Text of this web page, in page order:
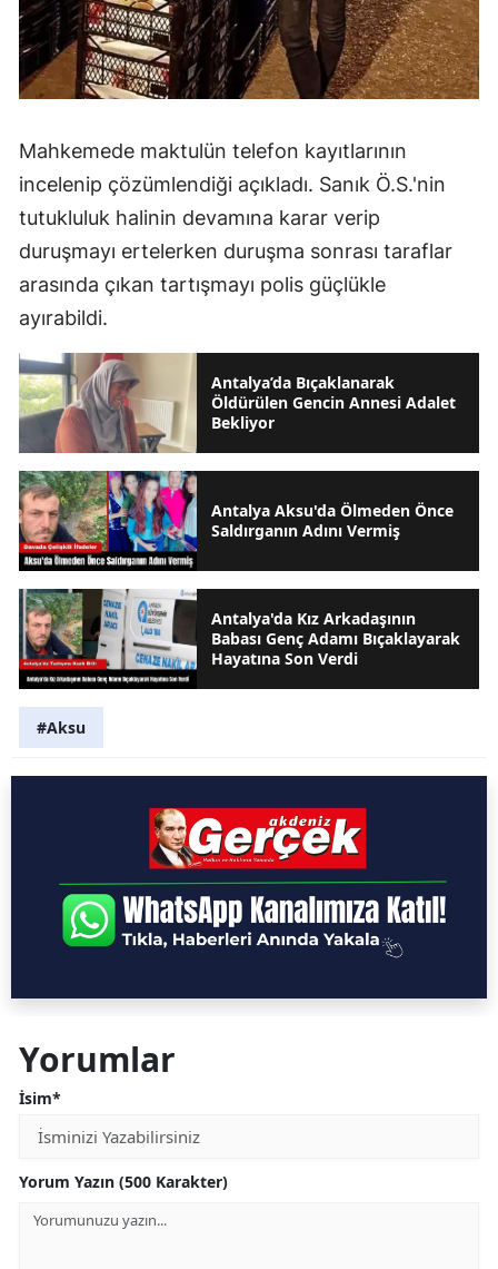
Mahkemede maktulün telefon kayıtlarının
incelenip çözümlendiği açıkladı. Sanık Ö.S.'nin
tutukluluk halinin devamına karar verip
duruşmayı ertelerken duruşma sonrası taraflar
arasında çıkan tartışmayı polis güçlükle
ayırabildi.
Antalya’da Bıçaklanarak
Öldürülen Gencin Annesi Adalet
Bekliyor
Antalya Aksu'da Ölmeden Önce
Saldırganın Adını Vermiş
Antalya'da Kız Arkadaşının
Babası Genç Adamı Bıçaklayarak
Hayatına Son Verdi
#Aksu
Yorumlar
İsim*
Yorum Yazın (500 Karakter)